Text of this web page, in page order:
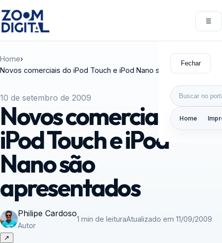
☰
Fechar
Buscar por:
Home
Home›
Novos comerciais do iPod Touch e iPod Nano são apresentados
10 de setembro de 2009
Novos comerciais do
iPod Touch e iPod
Nano são
apresentados
Philipe Cardoso
Autor
1 min de leituraAtualizado em 11/09/2009
↗